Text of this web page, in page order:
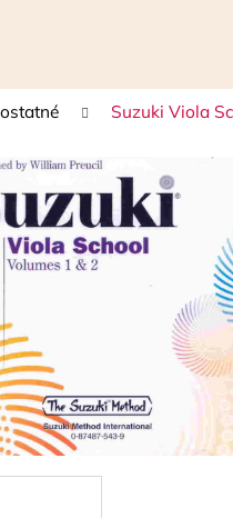
Suzuki Viola
nájsť?
HĽADAŤ